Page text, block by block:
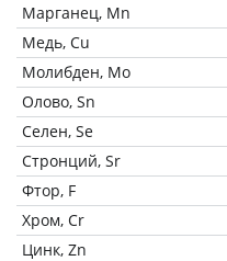
Марганец, Mn
Медь, Cu
Молибден, Mo
Олово, Sn
Селен, Se
Стронций, Sr
Фтор, F
Хром, Cr
Цинк, Zn